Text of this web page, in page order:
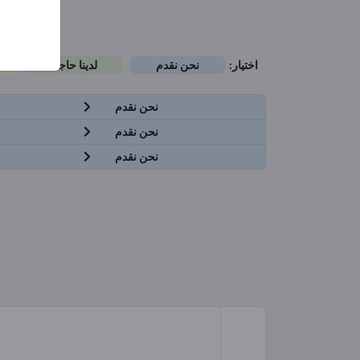
اختيار: نحن نقدم لدينا حاجة
نحن نقدم
نحن نقدم
نحن نقدم